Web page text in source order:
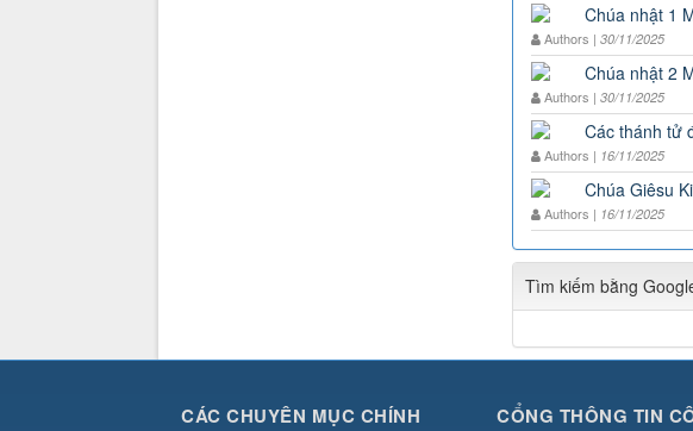
Chúa nhật 1
Authors | 30/11/2025
Chúa nhật 2
Authors | 30/11/2025
Các thánh tử
Authors | 16/11/2025
Chúa Giêsu
Authors | 16/11/2025
Tìm kiếm bằng
CÁC CHUYÊN MỤC CHÍNH CỔNG THÔNG TIN